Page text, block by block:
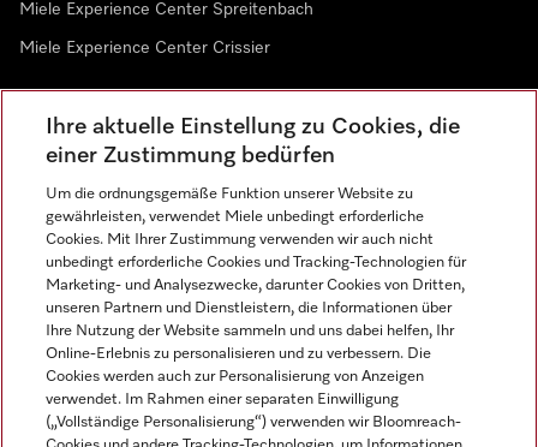
Miele Experience Center Spreitenbach
Miele Experience Center Crissier
Newsletter
Sprache
DEUTSCH
Ihre aktuelle Einstellung zu Cookies, die
einer Zustimmung bedürfen
Um die ordnungsgemäße Funktion unserer Website zu
gewährleisten, verwendet Miele unbedingt erforderliche
Cookies. Mit Ihrer Zustimmung verwenden wir auch nicht
unbedingt erforderliche Cookies und Tracking-Technologien für
Marketing- und Analysezwecke, darunter Cookies von Dritten,
unseren Partnern und Dienstleistern, die Informationen über
Ihre Nutzung der Website sammeln und uns dabei helfen, Ihr
Online-Erlebnis zu personalisieren und zu verbessern. Die
Cookies werden auch zur Personalisierung von Anzeigen
verwendet. Im Rahmen einer separaten Einwilligung
(„Vollständige Personalisierung“) verwenden wir Bloomreach-